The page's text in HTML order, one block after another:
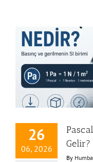
26
06, 2026
Gelir?
By